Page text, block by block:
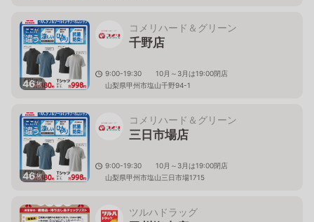
46枚
コメリハード＆グリーン
千野店
9:00-19:30 10月～3月は19:00閉店
山梨県甲州市塩山千野94-1
46枚
コメリハード＆グリーン
三日市場店
9:00-19:30 10月～3月は19:00閉店
山梨県甲州市塩山三日市場1715
ツルハドラッグ